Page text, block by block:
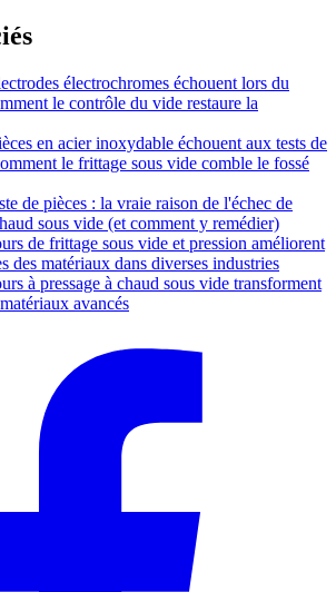
électrochromes échouent lors du
le contrôle du vide restaure la
en acier inoxydable échouent aux tests de
le frittage sous vide comble le fossé
de pièces : la vraie raison de l'échec de
sous vide (et comment y remédier)
de frittage sous vide et pression améliorent
des matériaux dans diverses industries
à pressage à chaud sous vide transforment
avancés